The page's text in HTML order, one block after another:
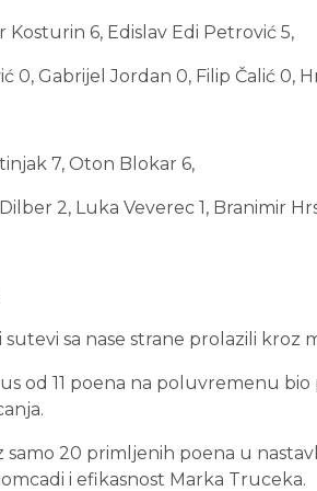
Kosturin 6, Edislav Edi Petrović 5,
0, Gabrijel Jordan 0, Filip Čalić 0,
7, Oton Blokar 6,
2, Luka Veverec 1, Branimir
sa nase strane prolazili kroz
od 11 poena na poluvremenu bio
20 primljenih poena u
i efikasnost Marka Truceka.